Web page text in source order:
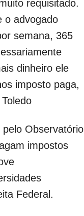
requisitado.
o advogado
semana, 365
dinheiro ele
imposto paga,
Observatório
impostos
Federal.